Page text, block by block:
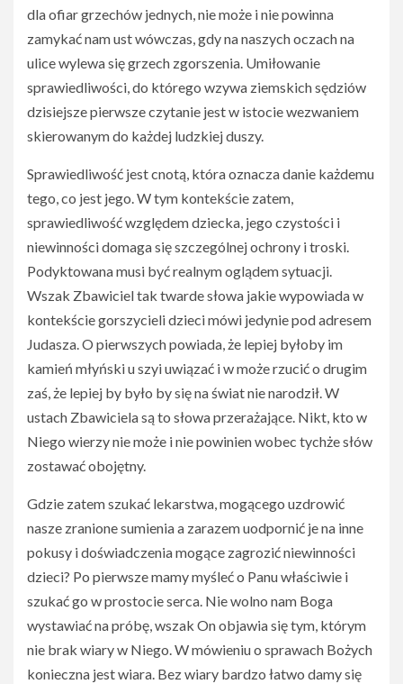
dla ofiar grzechów jednych, nie może i nie powinna
zamykać nam ust wówczas, gdy na naszych oczach na
ulice wylewa się grzech zgorszenia. Umiłowanie
sprawiedliwości, do którego wzywa ziemskich sędziów
dzisiejsze pierwsze czytanie jest w istocie wezwaniem
skierowanym do każdej ludzkiej duszy.
Sprawiedliwość jest cnotą, która oznacza danie każdemu
tego, co jest jego. W tym kontekście zatem,
sprawiedliwość względem dziecka, jego czystości i
niewinności domaga się szczególnej ochrony i troski.
Podyktowana musi być realnym oglądem sytuacji.
Wszak Zbawiciel tak twarde słowa jakie wypowiada w
kontekście gorszycieli dzieci mówi jedynie pod adresem
Judasza. O pierwszych powiada, że lepiej byłoby im
kamień młyński u szyi uwiązać i w może rzucić o drugim
zaś, że lepiej by było by się na świat nie narodził. W
ustach Zbawiciela są to słowa przerażające. Nikt, kto w
Niego wierzy nie może i nie powinien wobec tychże słów
zostawać obojętny.
Gdzie zatem szukać lekarstwa, mogącego uzdrowić
nasze zranione sumienia a zarazem uodpornić je na inne
pokusy i doświadczenia mogące zagrozić niewinności
dzieci? Po pierwsze mamy myśleć o Panu właściwie i
szukać go w prostocie serca. Nie wolno nam Boga
wystawiać na próbę, wszak On objawia się tym, którym
nie brak wiary w Niego. W mówieniu o sprawach Bożych
konieczna jest wiara. Bez wiary bardzo łatwo damy się